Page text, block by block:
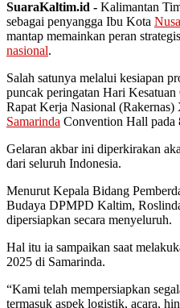
SuaraKaltim.id - Kalimantan
sebagai penyangga Ibu Kota
mantap memainkan peran
nasional.
Salah satunya melalui kesiapan
puncak peringatan Hari
Rapat Kerja Nasional
Samarinda Convention Hall pada
Gelaran akbar ini diperkirakan
dari seluruh Indonesia.
Menurut Kepala Bidang
Budaya DPMPD Kaltim,
dipersiapkan secara menyeluruh.
Hal itu ia sampaikan saat
2025 di Samarinda.
“Kami telah mempersiapkan
termasuk aspek logistik, acara,